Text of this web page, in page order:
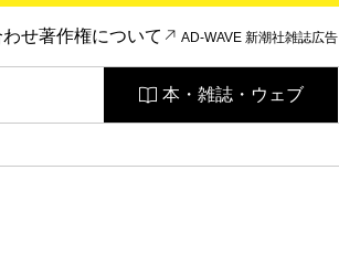
わせ著作権について AD-WAVE 新潮社雑誌広告
本・雑誌・ウェブ